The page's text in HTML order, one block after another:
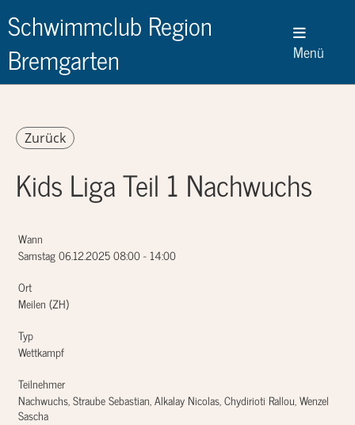
Schwimmclub Region
Bremgarten
Menü
Zurück
Kids Liga Teil 1 Nachwuchs
Wann
Samstag 06.12.2025 08:00 - 14:00
Ort
Meilen (ZH)
Typ
Wettkampf
Teilnehmer
Nachwuchs, Straube Sebastian, Alkalay Nicolas, Chydirioti Rallou, Wenzel
Sascha